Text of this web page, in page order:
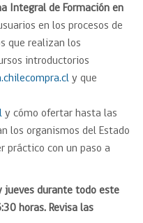
Integral de Formación en
en los procesos de
que realizan los
introductorios
y que
y cómo ofertar hasta las
los organismos del Estado
práctico con un paso a
jueves durante todo este
horas. Revisa las